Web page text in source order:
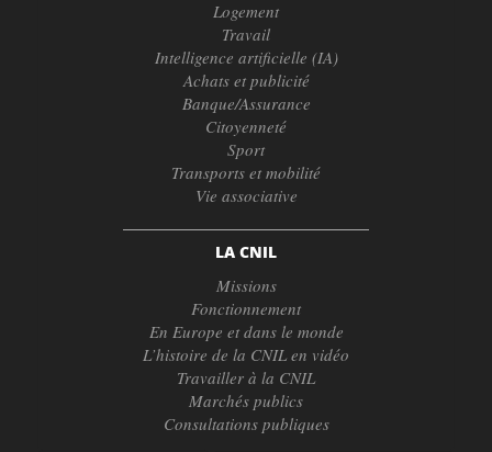
Logement
Travail
Intelligence artificielle (IA)
Achats et publicité
Banque/Assurance
Citoyenneté
Sport
Transports et mobilité
Vie associative
LA CNIL
Missions
Fonctionnement
En Europe et dans le monde
L’histoire de la CNIL en vidéo
Travailler à la CNIL
Marchés publics
Consultations publiques